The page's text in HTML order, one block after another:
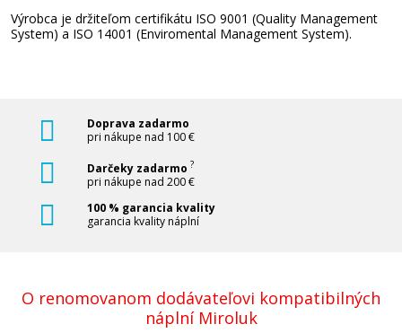
Výrobca je držiteľom certifikátu ISO 9001 (Quality Management
System) a ISO 14001 (Enviromental Management System).
Doprava zadarmo
pri nákupe nad 100 €
Darčeky zadarmo ?
pri nákupe nad 200 €
100 % garancia kvality
garancia kvality náplní
O renomovanom dodávateľovi kompatibilných
náplní Miroluk